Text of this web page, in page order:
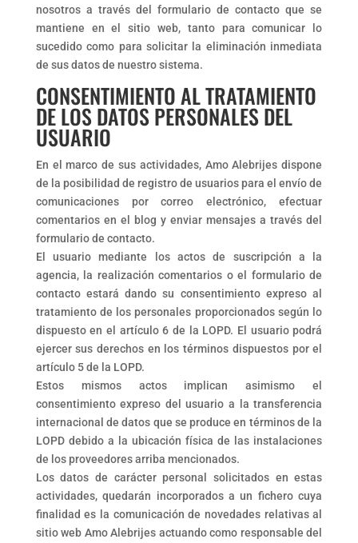
nosotros a través del formulario de contacto que se
mantiene en el sitio web, tanto para comunicar lo
sucedido como para solicitar la eliminación inmediata
de sus datos de nuestro sistema.
CONSENTIMIENTO AL TRATAMIENTO
DE LOS DATOS PERSONALES DEL
USUARIO
En el marco de sus actividades, Amo Alebrijes dispone
de la posibilidad de registro de usuarios para el envío de
comunicaciones por correo electrónico, efectuar
comentarios en el blog y enviar mensajes a través del
formulario de contacto.
El usuario mediante los actos de suscripción a la
agencia, la realización comentarios o el formulario de
contacto estará dando su consentimiento expreso al
tratamiento de los personales proporcionados según lo
dispuesto en el artículo 6 de la LOPD. El usuario podrá
ejercer sus derechos en los términos dispuestos por el
artículo 5 de la LOPD.
Estos mismos actos implican asimismo el
consentimiento expreso del usuario a la transferencia
internacional de datos que se produce en términos de la
LOPD debido a la ubicación física de las instalaciones
de los proveedores arriba mencionados.
Los datos de carácter personal solicitados en estas
actividades, quedarán incorporados a un fichero cuya
finalidad es la comunicación de novedades relativas al
sitio web Amo Alebrijes actuando como responsable del